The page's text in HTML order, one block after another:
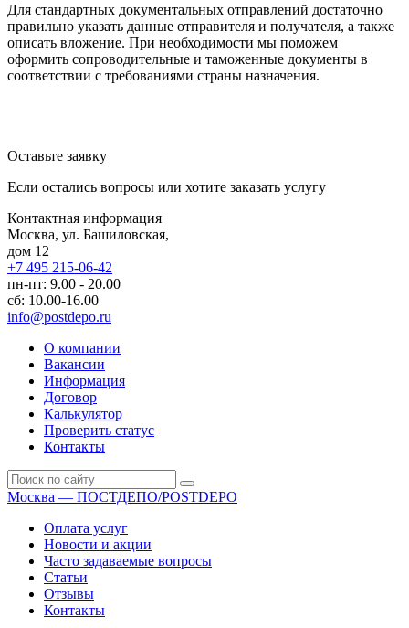
Для стандартных документальных отправлений достаточно
правильно указать данные отправителя и получателя, а также
описать вложение. При необходимости мы поможем
оформить сопроводительные и таможенные документы в
соответствии с требованиями страны назначения.
Оставьте заявку
Если остались вопросы или хотите заказать услугу
Контактная информация
Москва, ул. Башиловская,
дом 12
+7 495 215-06-42
пн-пт: 9.00 - 20.00
сб: 10.00-16.00
info@postdepo.ru
О компании
Вакансии
Информация
Договор
Калькулятор
Проверить статус
Контакты
Москва — ПОСТДЕПО/POSTDEPO
Оплата услуг
Новости и акции
Часто задаваемые вопросы
Статьи
Отзывы
Контакты